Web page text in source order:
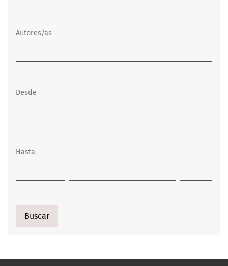
Autores/as
Desde
Hasta
Buscar